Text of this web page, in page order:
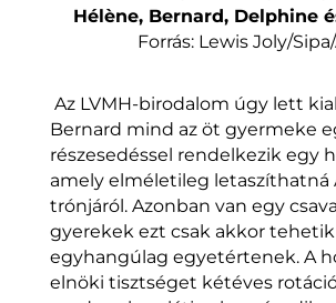
Hélène, Bernard, Delphine
Forrás: Lewis Joly/
Az LVMH-birodalom úgy lett
Bernard mind az öt gyermeke
részesedéssel rendelkezik egy
amely elméletileg letaszíthatná
trónjáról. Azonban van egy
gyerekek ezt csak akkor
egyhangúlag egyetértenek. A
elnöki tisztséget kétéves